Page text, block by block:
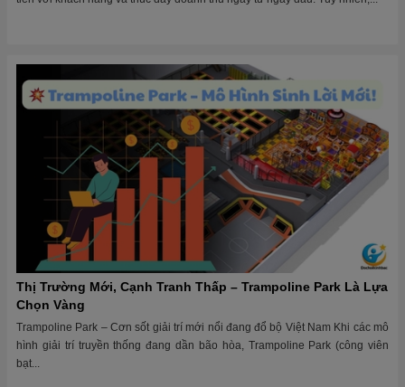
Thị Trường Mới, Cạnh Tranh Thấp – Trampoline Park Là Lựa
Chọn Vàng
Trampoline Park – Cơn sốt giải trí mới nổi đang đổ bộ Việt Nam Khi các mô
hình giải trí truyền thống đang dần bão hòa, Trampoline Park (công viên
bạt...